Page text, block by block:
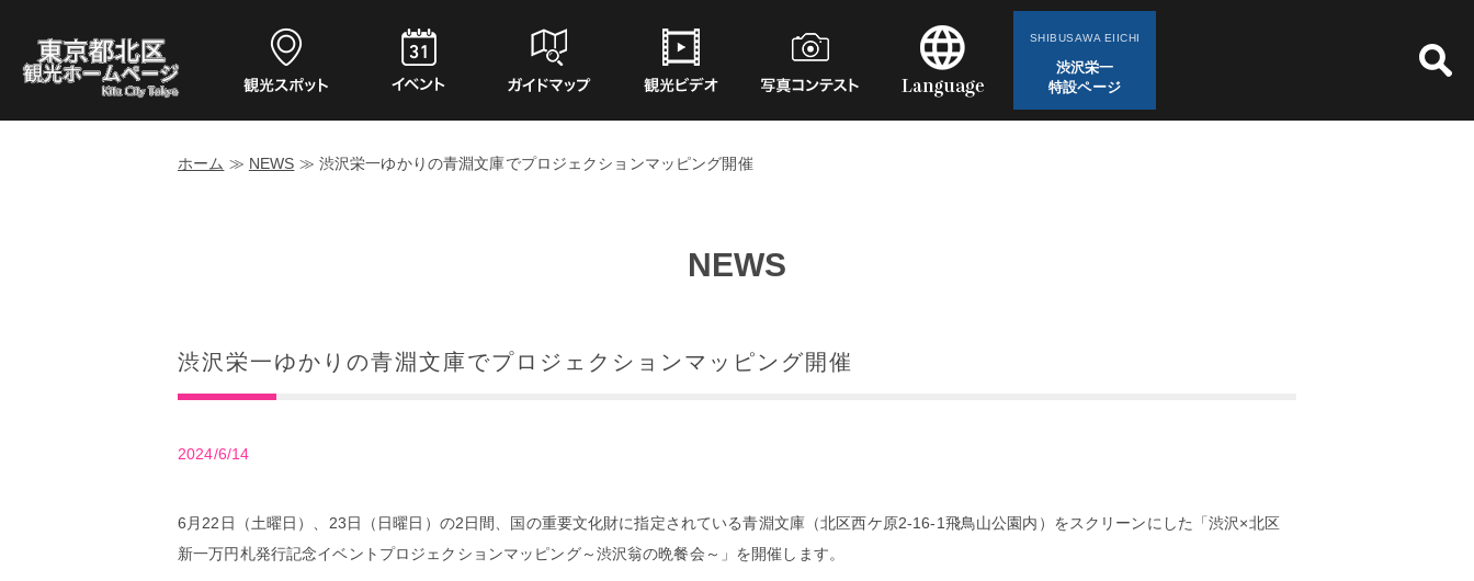
SHIBUSAWA EIICHI
渋沢栄一
特設ページ
ホーム ≫ NEWS ≫ 渋沢栄一ゆかりの青淵文庫でプロジェクションマッピング開催
NEWS
渋沢栄一ゆかりの青淵文庫でプロジェクションマッピング開催
2024/6/14
6月22日（土曜日）、23日（日曜日）の2日間、国の重要文化財に指定されている青淵文庫（北区西ケ原2-16-1飛鳥山公園内）をスクリーンにした「渋沢×北区
新一万円札発行記念イベントプロジェクションマッピング～渋沢翁の晩餐会～」を開催します。